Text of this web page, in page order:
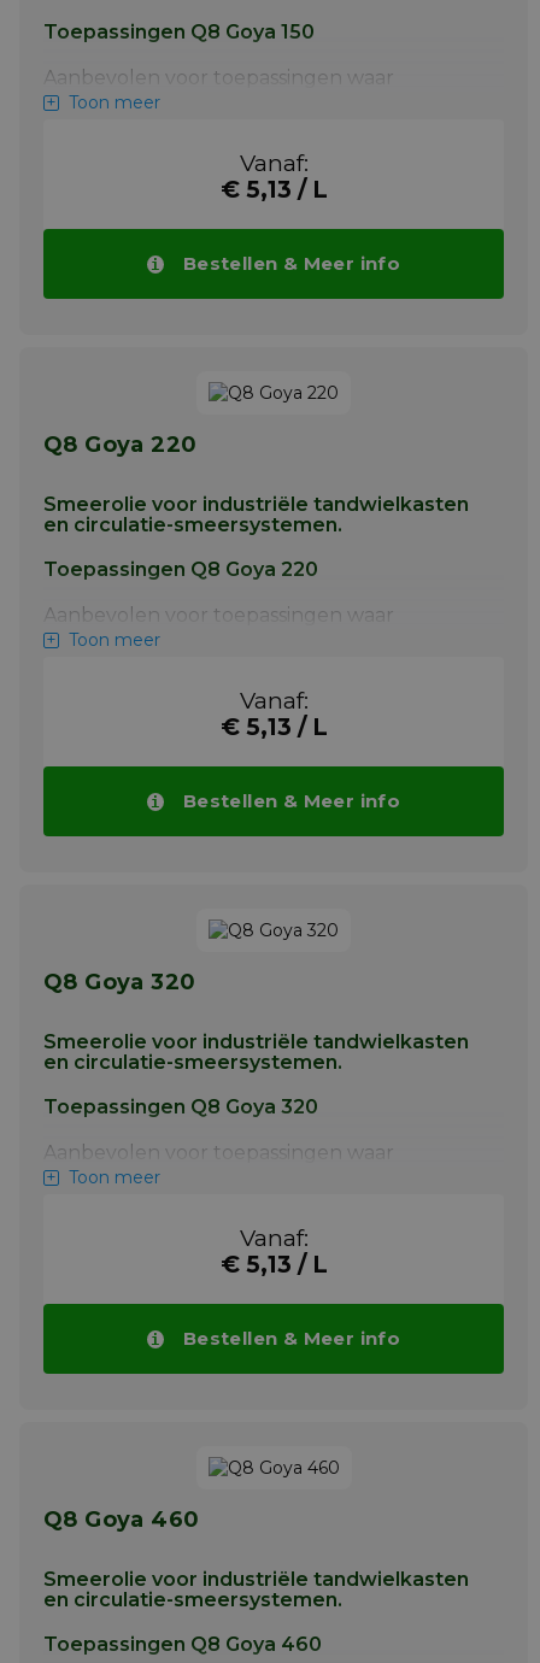
Toepassingen Q8 Goya 150
Aanbevolen voor toepassingen waar
volgende specificaties worden gevraagd
Als tandwielolie in kleine motorreductoren
Toon meer
Vanaf:
€ 5,13 / L
Bestellen & Meer info
Q8 Goya 220
Smeerolie voor industriële tandwielkasten
en circulatie-smeersystemen.
Toepassingen Q8 Goya 220
Aanbevolen voor toepassingen waar
volgende specificaties worden gevraagd
Als tandwielolie in kleine motorreductoren
Toon meer
Vanaf:
€ 5,13 / L
Bestellen & Meer info
Q8 Goya 320
Smeerolie voor industriële tandwielkasten
en circulatie-smeersystemen.
Toepassingen Q8 Goya 320
Aanbevolen voor toepassingen waar
volgende specificaties worden gevraagd
Als tandwielolie in kleine motorreductoren
Toon meer
Vanaf:
€ 5,13 / L
Bestellen & Meer info
Q8 Goya 460
Smeerolie voor industriële tandwielkasten
en circulatie-smeersystemen.
Toepassingen Q8 Goya 460